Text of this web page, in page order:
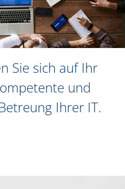
Sie sich auf Ihr
und
Ihrer IT.